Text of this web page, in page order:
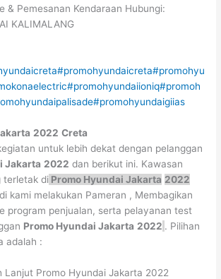
& Pemesanan Kendaraan Hubungi:
KALIMALANG
#promohyundaicreta#promohyu
#promohyundaiioniq#promoh
#promohyundaigiias
2022 Creta
untuk lebih dekat dengan pelanggan
Jakarta 2022 dan berikut ini. Kawasan
terletak di Promo Hyundai Jakarta 2022
kami melakukan Pameran , Membagikan
program penjualan, serta pelayanan test
Promo Hyundai Jakarta 2022 . Pilihan
adalah :
Lanjut Promo Hyundai Jakarta 2022